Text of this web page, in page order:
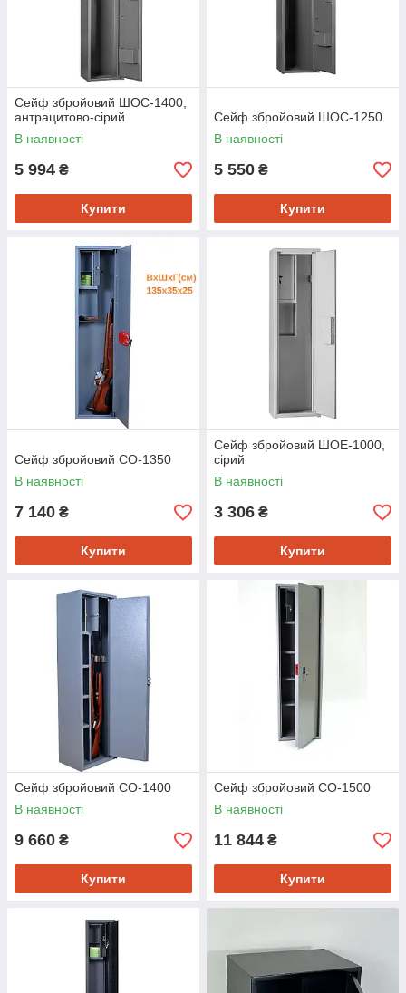
Сейф збройовий ШОС-1400,
антрацитово-сірий
В наявності
5 994 ₴
Купити
Сейф збройовий ШОС-1250
В наявності
5 550 ₴
Купити
Сейф збройовий СО-1350
В наявності
7 140 ₴
Купити
Сейф збройовий ШОЕ-1000,
сірий
В наявності
3 306 ₴
Купити
Сейф збройовий СО-1400
В наявності
9 660 ₴
Купити
Сейф збройовий СО-1500
В наявності
11 844 ₴
Купити